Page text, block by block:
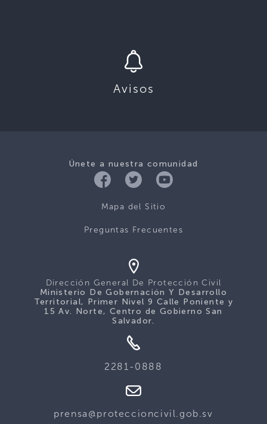
Avisos
Únete a nuestra comunidad
Mapa del Sitio
Preguntas Frecuentes
Dirección General De Protección Civil
Ministerio De Gobernación Y Desarrollo
Territorial, Primer Nivel 9 Calle Poniente y
15 Av. Norte, Centro de Gobierno San
Salvador.
2281-0888
prensa@proteccioncivil.gob.sv